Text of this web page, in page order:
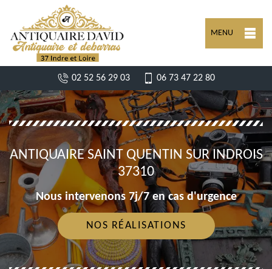
MENU
02 52 56 29 03 06 73 47 22 80
ANTIQUAIRE SAINT QUENTIN SUR INDROIS
37310
Nous intervenons 7j/7 en cas d'urgence
NOS RÉALISATIONS